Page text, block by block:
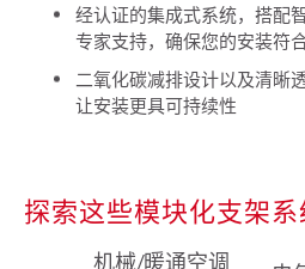
经认证的集成式系统，搭配
专家支持，确保您的安装符
二氧化碳减排设计以及清晰
让安装更具可持续性
探索这些模块化支架系
机械/暖通空调